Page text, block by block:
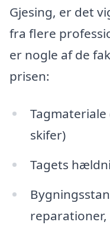
Gjesing, er det
fra flere
er nogle af de
prisen:
skifer)
Tagets